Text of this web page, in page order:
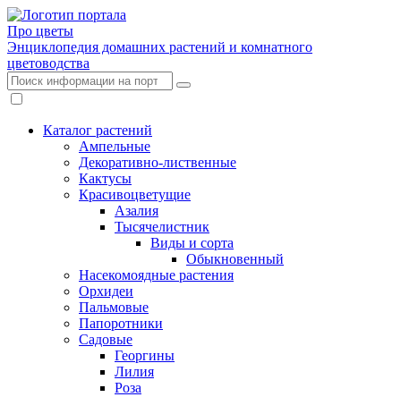
Про цветы
Энциклопедия домашних растений и комнатного
цветоводства
Каталог растений
Ампельные
Декоративно-лиственные
Кактусы
Красивоцветущие
Азалия
Тысячелистник
Виды и сорта
Обыкновенный
Насекомоядные растения
Орхидеи
Пальмовые
Папоротники
Садовые
Георгины
Лилия
Роза